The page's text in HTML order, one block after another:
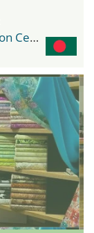
Bangladesh-China Friendship Exhibition Center